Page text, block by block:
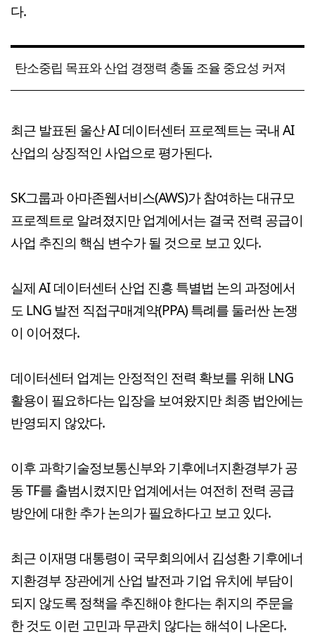
다.
탄소중립 목표와 산업 경쟁력 충돌 조율 중요성 커져
최근 발표된 울산 AI 데이터센터 프로젝트는 국내 AI
산업의 상징적인 사업으로 평가된다.
SK그룹과 아마존웹서비스(AWS)가 참여하는 대규모
프로젝트로 알려졌지만 업계에서는 결국 전력 공급이
사업 추진의 핵심 변수가 될 것으로 보고 있다.
실제 AI 데이터센터 산업 진흥 특별법 논의 과정에서
도 LNG 발전 직접구매계약(PPA) 특례를 둘러싼 논쟁
이 이어졌다.
데이터센터 업계는 안정적인 전력 확보를 위해 LNG
활용이 필요하다는 입장을 보여왔지만 최종 법안에는
반영되지 않았다.
이후 과학기술정보통신부와 기후에너지환경부가 공
동 TF를 출범시켰지만 업계에서는 여전히 전력 공급
방안에 대한 추가 논의가 필요하다고 보고 있다.
최근 이재명 대통령이 국무회의에서 김성환 기후에너
지환경부 장관에게 산업 발전과 기업 유치에 부담이
되지 않도록 정책을 추진해야 한다는 취지의 주문을
한 것도 이런 고민과 무관치 않다는 해석이 나온다.